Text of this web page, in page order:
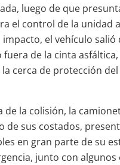
luego de que
el control de la unidad
impacto, el vehículo salió
de la cinta asfáltica,
cerca de protección
de la colisión, la
de sus costados,
en gran parte de su
junto con algunos